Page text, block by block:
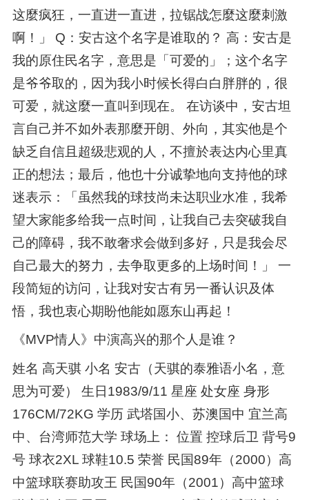
这麼疯狂，一直进一直进，拉锯战怎麼这麼刺激
啊！」 Q：安古这个名字是谁取的？ 高：安古是
我的原住民名字，意思是「可爱的」；这个名字
是爷爷取的，因为我小时候长得白白胖胖的，很
可爱，就这麼一直叫到现在。 在访谈中，安古坦
言自己并不如外表那麼开朗、外向，其实他是个
缺乏自信且超级悲观的人，不擅於表达内心里真
正的想法；最后，他也十分诚挚地向支持他的球
迷表示：「虽然我的球技尚未达职业水准，我希
望大家能多给我一点时间，让我自己去突破我自
己的障碍，我不敢奢求会做到多好，只是我会尽
自己最大的努力，去争取更多的上场时间！」 一
段简短的访问，让我对安古有另一番认识及体
悟，我也衷心期盼他能如愿东山再起！
《MVP情人》中演高兴的那个人是谁？
姓名 高天骐 小名 安古（天骐的泰雅语小名，意
思为可爱） 生日1983/9/11 星座 处女座 身形
176CM/72KG 学历 武塔国小、苏澳国中 宜兰高
中、台湾师范大学 球场上： 位置 控球后卫 背号9
号 球衣2XL 球鞋10.5 荣誉 民国89年（2000）高
中篮球联赛助攻王 民国90年（2001）高中篮球